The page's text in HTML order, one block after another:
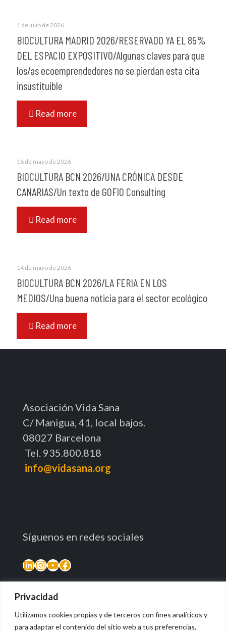
Privacidad
Utilizamos cookies propias y de terceros con fines analíticos y
para adaptar el contenido del sitio web a tus preferencias,
1 de julio de 2026
BIOCULTURA MADRID 2026/RESERVADO YA EL 85%
DEL ESPACIO EXPOSITIVO/Algunas claves para que
los/as ecoemprendedores no se pierdan esta cita
insustituible
Read more
18 de mayo de 2026
BIOCULTURA BCN 2026/UNA CRÓNICA DESDE
CANARIAS/Un texto de GOFIO Consulting
Read more
14 de mayo de 2026
BIOCULTURA BCN 2026/LA FERIA EN LOS
MEDIOS/Una buena noticia para el sector ecológico
Read more
Asociación Vida Sana
C/ Manigua, 41, local bajos.
08027 Barcelona
Tel. 935.800.818
info@vidasana.org
Síguenos en redes sociales